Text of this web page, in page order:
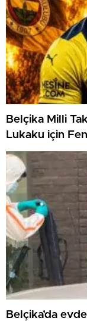
Belçika Milli
Lukaku için
Belçika’da